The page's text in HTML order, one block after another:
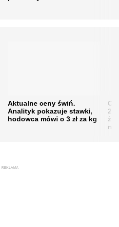
Aktualne ceny świń.
Analityk pokazuje stawki,
hodowca mówi o 3 zł za kg
REKLAMA